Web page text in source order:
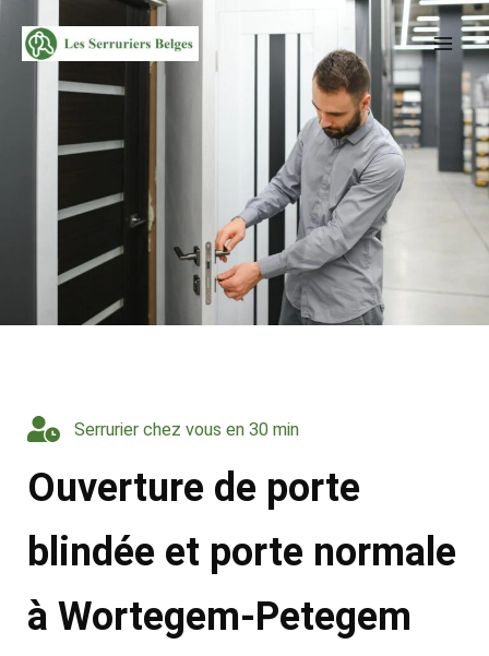
contenu
Serrurier chez vous en 30 min
Ouverture de porte
blindée et porte normale
à Wortegem-Petegem